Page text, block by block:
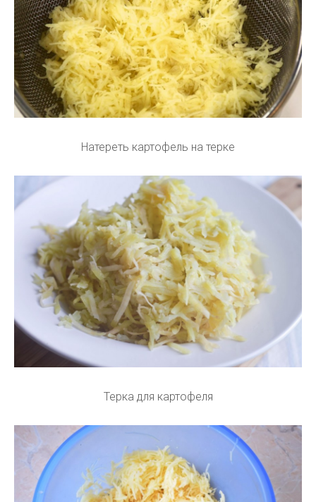
Натереть картофель на терке
Терка для картофеля